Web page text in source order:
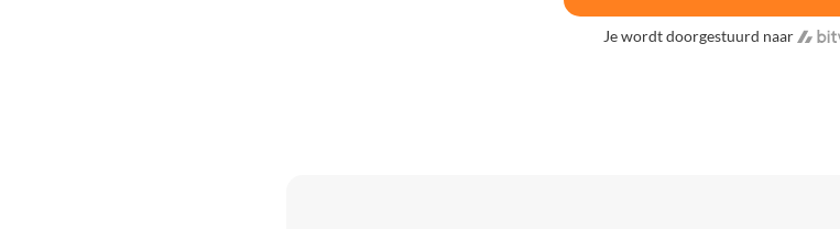
Je wordt doorgestuurd naar